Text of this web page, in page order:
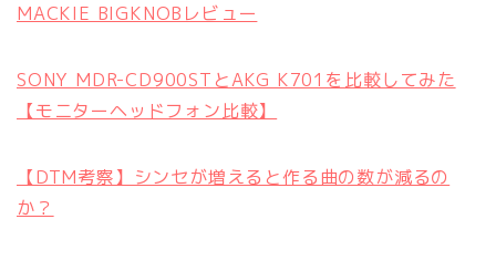
MACKIE BIGKNOBレビュー
SONY MDR-CD900STとAKG K701を比較してみた
【モニターヘッドフォン比較】
【DTM考察】シンセが増えると作る曲の数が減るの
か？